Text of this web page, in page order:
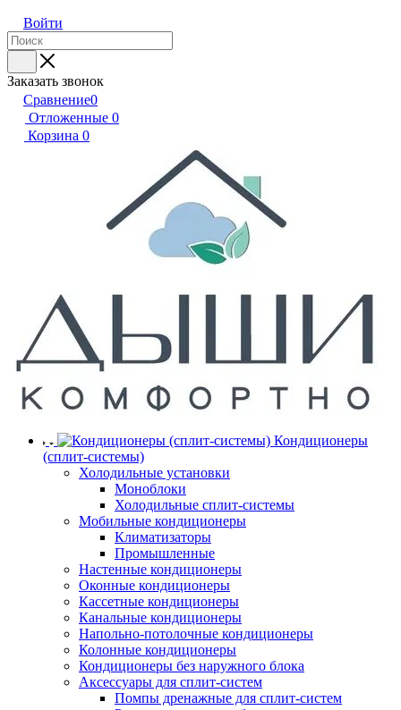
Войти
Заказать звонок
Сравнение0
Отложенные 0
Корзина 0
Кондиционеры
(сплит-системы)
Холодильные установки
Моноблоки
Холодильные сплит-системы
Мобильные кондиционеры
Климатизаторы
Промышленные
Настенные кондиционеры
Оконные кондиционеры
Кассетные кондиционеры
Канальные кондиционеры
Напольно-потолочные кондиционеры
Колонные кондиционеры
Кондиционеры без наружного блока
Аксессуары для сплит-систем
Помпы дренажные для сплит-систем